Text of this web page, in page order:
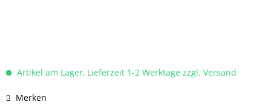
Artikel am Lager, Lieferzeit 1-2 Werktage zzgl. Versand
Merken